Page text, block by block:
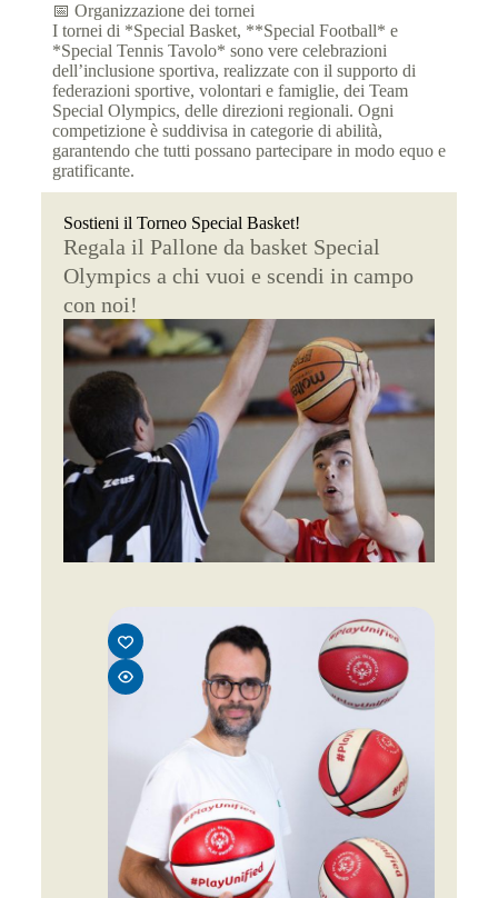
📅 Organizzazione dei tornei
I tornei di *Special Basket, **Special Football* e
*Special Tennis Tavolo* sono vere celebrazioni
dell’inclusione sportiva, realizzate con il supporto di
federazioni sportive, volontari e famiglie, dei Team
Special Olympics, delle direzioni regionali. Ogni
competizione è suddivisa in categorie di abilità,
garantendo che tutti possano partecipare in modo equo e
gratificante.
Sostieni il Torneo Special Basket!
Regala il Pallone da basket Special
Olympics a chi vuoi e scendi in campo
con noi!